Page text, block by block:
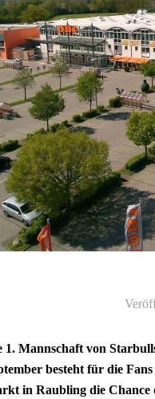
1. Mannschaft von
besteht für die
in Raubling die Chance